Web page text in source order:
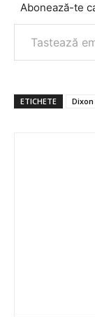
Abonează-te
Tastează emailul tău...
ETICHETE Dixon